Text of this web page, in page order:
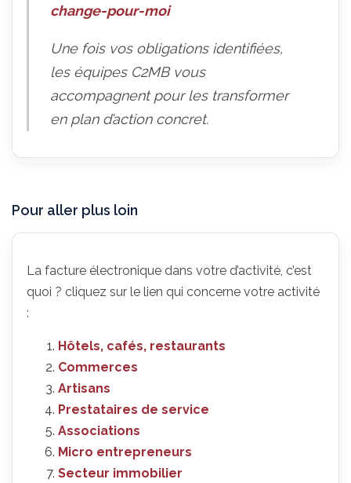
change-pour-moi
Une fois vos obligations identifiées,
les équipes C2MB vous
accompagnent pour les transformer
en plan d’action concret.
Pour aller plus loin
La facture électronique dans votre d’activité, c’est
quoi ? cliquez sur le lien qui concerne votre activité
:
Hôtels, cafés, restaurants
Commerces
Artisans
Prestataires de service
Associations
Micro entrepreneurs
Secteur immobilier